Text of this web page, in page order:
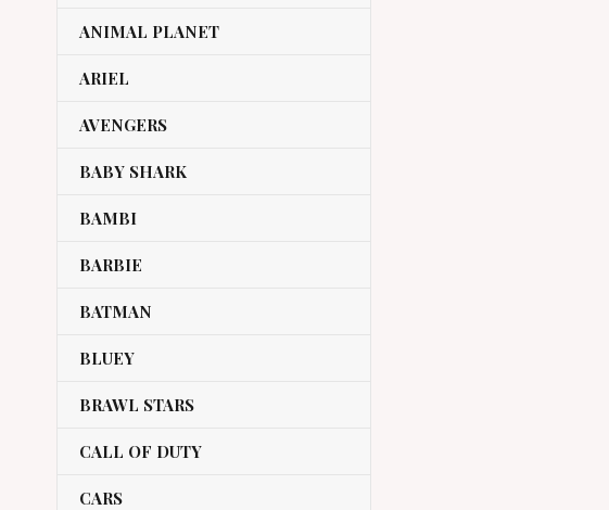
ANIMAL PLANET
ARIEL
AVENGERS
BABY SHARK
BAMBI
BARBIE
BATMAN
BLUEY
BRAWL STARS
CALL OF DUTY
CARS